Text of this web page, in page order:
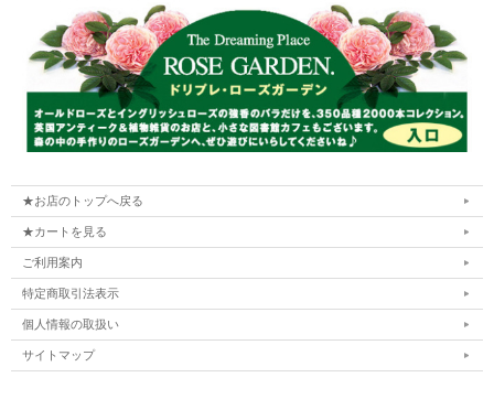
★お店のトップへ戻る
★カートを見る
ご利用案内
特定商取引法表示
個人情報の取扱い
サイトマップ